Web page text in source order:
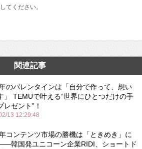
てください。
関連記事
のバレンタインは「自分で作って、想い
」 TEMUで叶える“世界にひとつだけの手
レゼント”！
13 12:29:48
コンテンツ市場の勝機は「ときめき」に
韓国発ユニコーン企業RIDI、ショートド